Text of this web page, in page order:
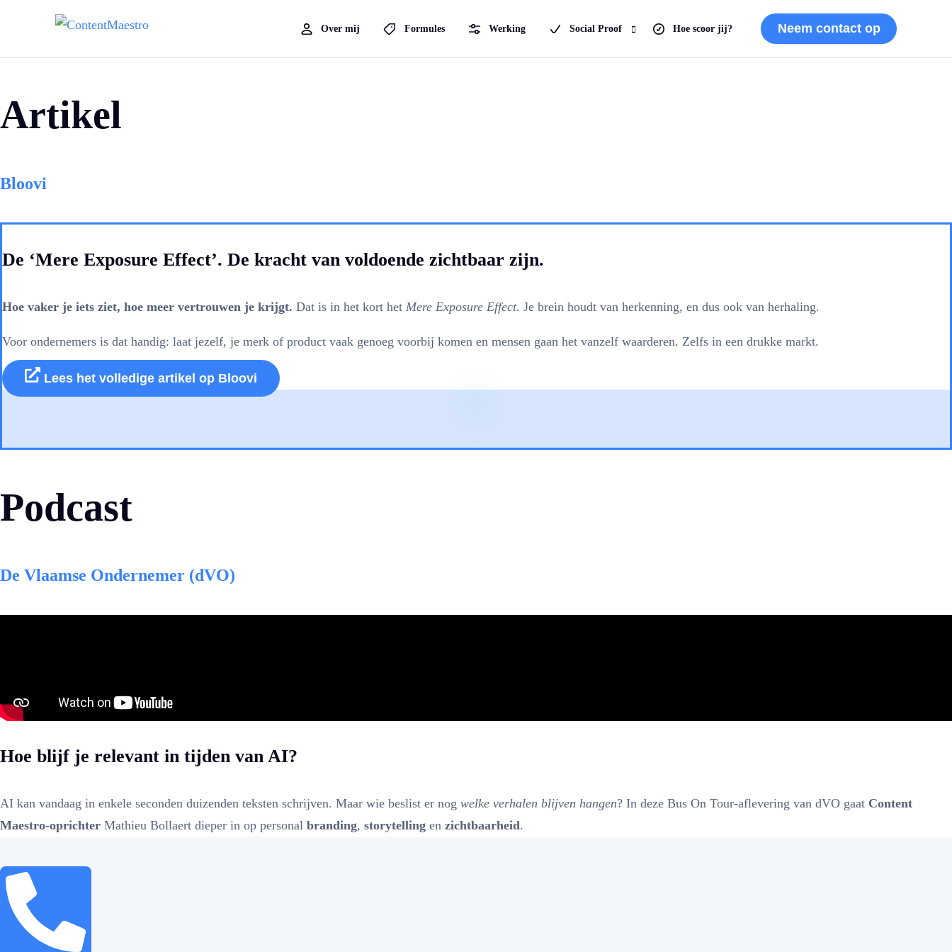
Over mij Formules Werking Social Proof Hoe scoor jij? Neem contact op
Artikel
Bloovi
De ‘Mere Exposure Effect’. De kracht van voldoende zichtbaar zijn.
Hoe vaker je iets ziet, hoe meer vertrouwen je krijgt. Dat is in het kort het Mere Exposure Effect. Je brein houdt van herkenning, en dus ook van herhaling.
Voor ondernemers is dat handig: laat jezelf, je merk of product vaak genoeg voorbij komen en mensen gaan het vanzelf waarderen. Zelfs in een drukke markt.
Lees het volledige artikel op Bloovi
Podcast
De Vlaamse Ondernemer (dVO)
Hoe blijf je relevant in tijden van AI?
AI kan vandaag in enkele seconden duizenden teksten schrijven. Maar wie beslist er nog welke verhalen blijven hangen? In deze Bus On Tour-aflevering van dVO gaat Content
Maestro-oprichter Mathieu Bollaert dieper in op personal branding, storytelling en zichtbaarheid.